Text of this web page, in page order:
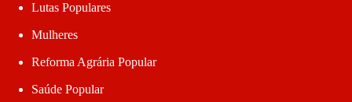
Lutas Populares
Mulheres
Reforma Agrária Popular
Saúde Popular